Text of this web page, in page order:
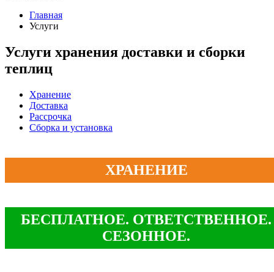
Главная
Услуги
Услуги хранения доставки и сборки
теплиц
Хранение
Доставка
Рассрочка
Сборка и установка
ХРАНЕНИЕ
БЕСПЛАТНОЕ. ОТВЕТСТВЕННОЕ.
СЕЗОННОЕ.